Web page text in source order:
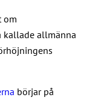
om
kallade allmänna
börjar på